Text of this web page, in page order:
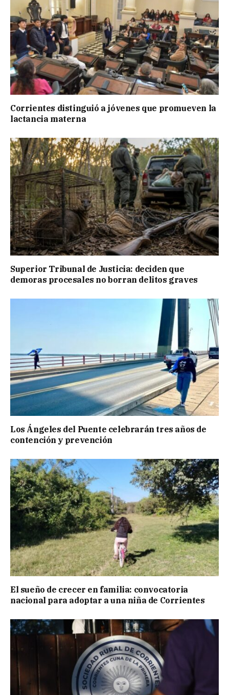
Corrientes distinguió a jóvenes que promueven la
lactancia materna
Superior Tribunal de Justicia: deciden que
demoras procesales no borran delitos graves
Los Ángeles del Puente celebrarán tres años de
contención y prevención
El sueño de crecer en familia: convocatoria
nacional para adoptar a una niña de Corrientes